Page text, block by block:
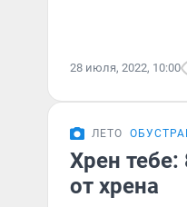
28 июля, 2022, 10:00
ЛЕТО
Хрен
от хрена